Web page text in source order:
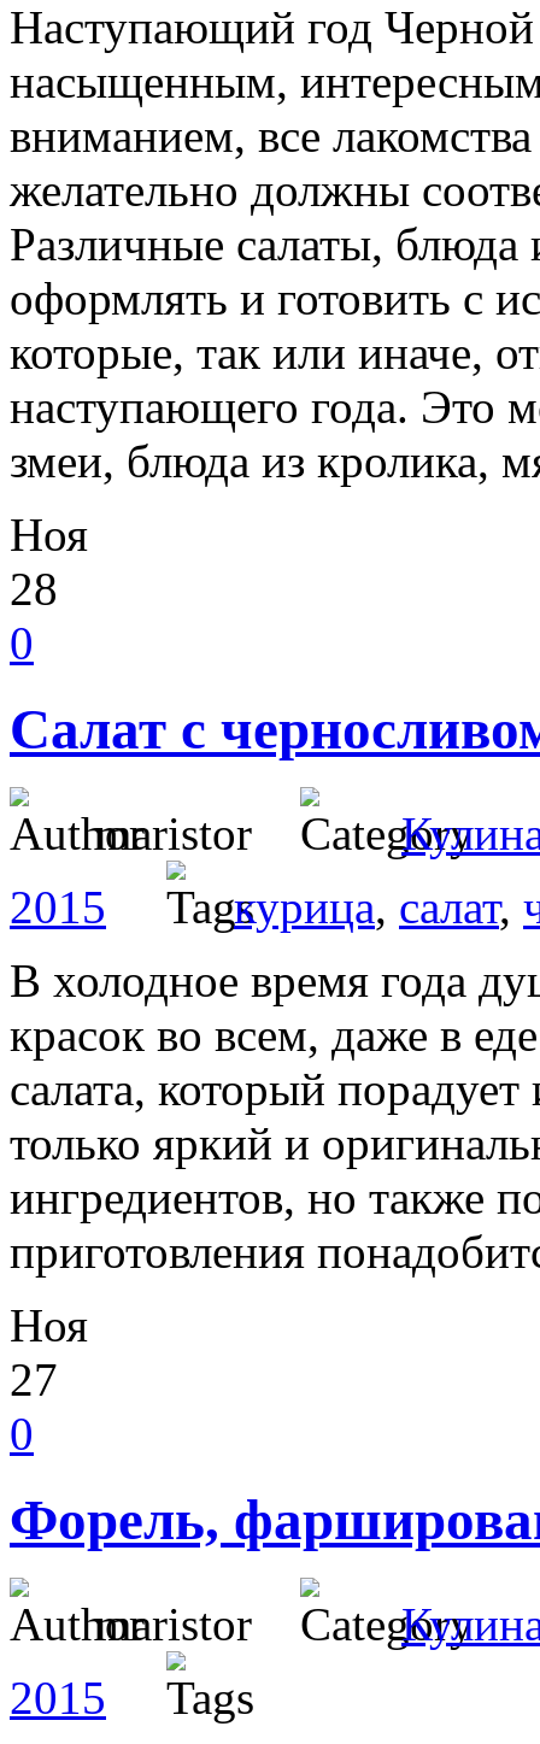
Наступающий год
насыщенным,
вниманием, все
желательно должны
Различные салаты, блюда
оформлять и готовить с
которые, так или иначе,
наступающего года. Это
змеи, блюда из кролика,
Ноя
28
0
Салат с
maristor
2015
курица, салат,
В холодное время года
красок во всем, даже в
салата, который
только яркий и
ингредиентов, но также
приготовления
Ноя
27
0
Форель,
maristor
2015